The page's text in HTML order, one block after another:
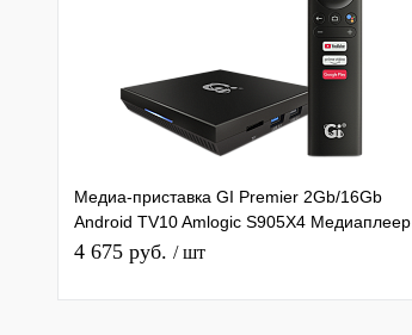
Медиа-приставка GI Premier 2Gb/16Gb
Android TV10 Amlogic S905X4 Медиаплеер
SmartTV IPTV OTT 4K H.265
4 675 руб. / шт